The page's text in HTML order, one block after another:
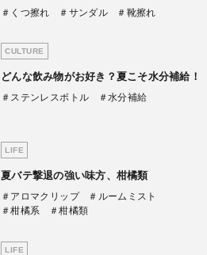
＃くつ擦れ ＃サンダル ＃靴擦れ
CULTURE
どんな飲み物がお好き？夏こそ水分補給！
＃ステンレスボトル ＃水分補給
LIFE
夏バテ撃退の強い味方、柑橘類
＃アロマクリップ
＃ルームミスト
＃柑橘系
＃柑橘類
LIFE